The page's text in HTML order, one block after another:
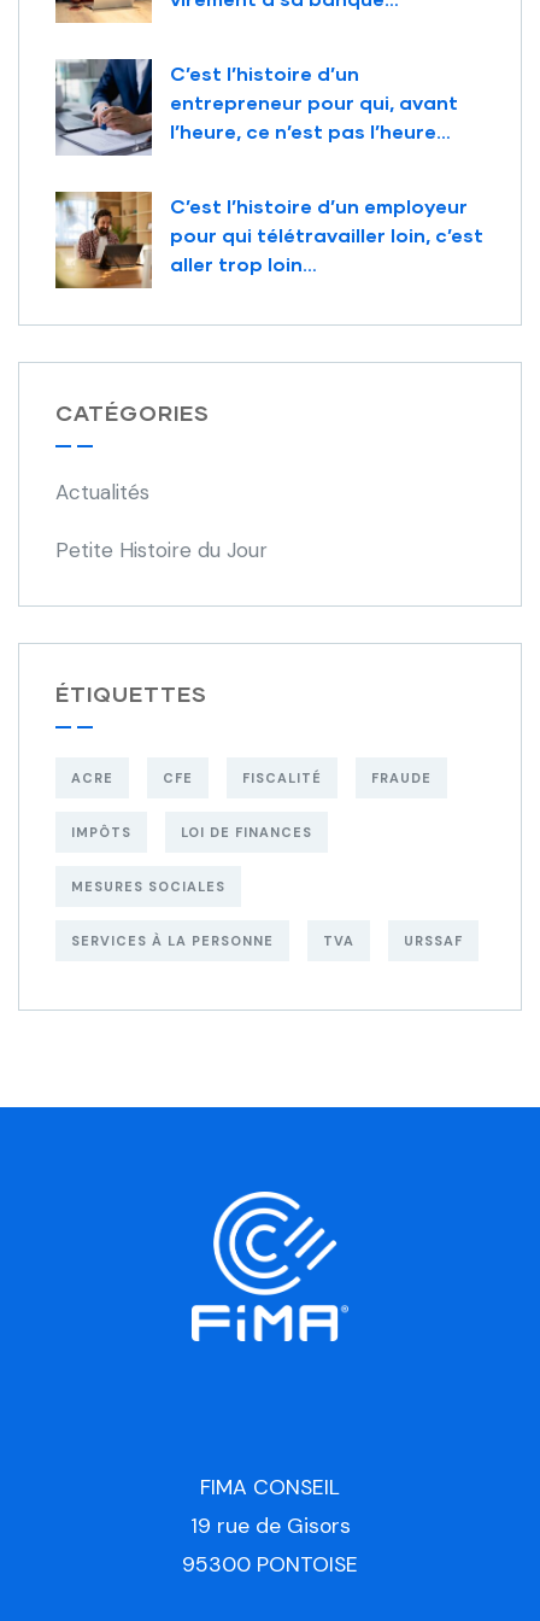
C’est l’histoire d’un
entrepreneur pour qui, avant
l’heure, ce n’est pas l’heure…
C’est l’histoire d’un employeur
pour qui télétravailler loin, c’est
aller trop loin…
CATÉGORIES
Actualités
Petite Histoire du Jour
ÉTIQUETTES
ACRE CFE FISCALITÉ FRAUDE
IMPÔTS LOI DE FINANCES
MESURES SOCIALES
SERVICES À LA PERSONNE TVA URSSAF
FIMA CONSEIL
19 rue de Gisors
95300 PONTOISE